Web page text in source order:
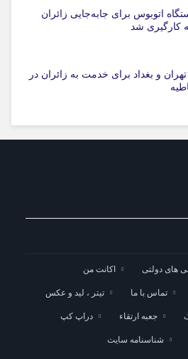
دستگاه اتوبوس برای جابه‌جایی زائران
کارگیری شد
و بغداد برای خدمت به زائران در
های دولتی اکانت من
تماس با ما تیتر ، لید و عکس
جعبه ارتقاء دراپ کپ
شناسنامه سایت